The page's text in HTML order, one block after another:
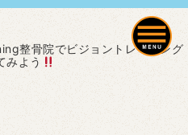
整骨院でビジョントレーニング
みよう